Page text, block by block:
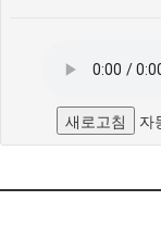
새로고침 자